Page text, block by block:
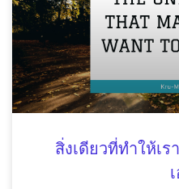
สิ่งเดียวที่ทำให้เ